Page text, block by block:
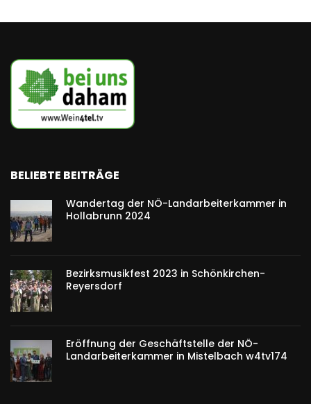
BELIEBTE BEITRÄGE
Wandertag der NÖ-Landarbeiterkammer in
Hollabrunn 2024
Bezirksmusikfest 2023 in Schönkirchen-
Reyersdorf
Eröffnung der Geschäftstelle der NÖ-
Landarbeiterkammer in Mistelbach w4tv174